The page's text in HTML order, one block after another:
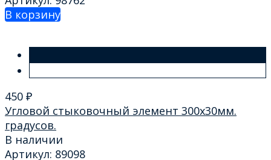
В корзину
450 ₽
Угловой стыковочный элемент 300х30мм.
градусов.
В наличии
Артикул: 89098